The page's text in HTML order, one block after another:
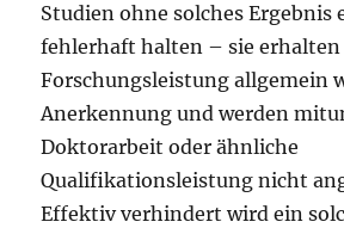
Studien ohne solches Ergebnis
fehlerhaft halten – sie erhalten
Forschungsleistung allgemein
Anerkennung und werden
Doktorarbeit oder ähnliche
Qualifikationsleistung nicht
Effektiv verhindert wird ein